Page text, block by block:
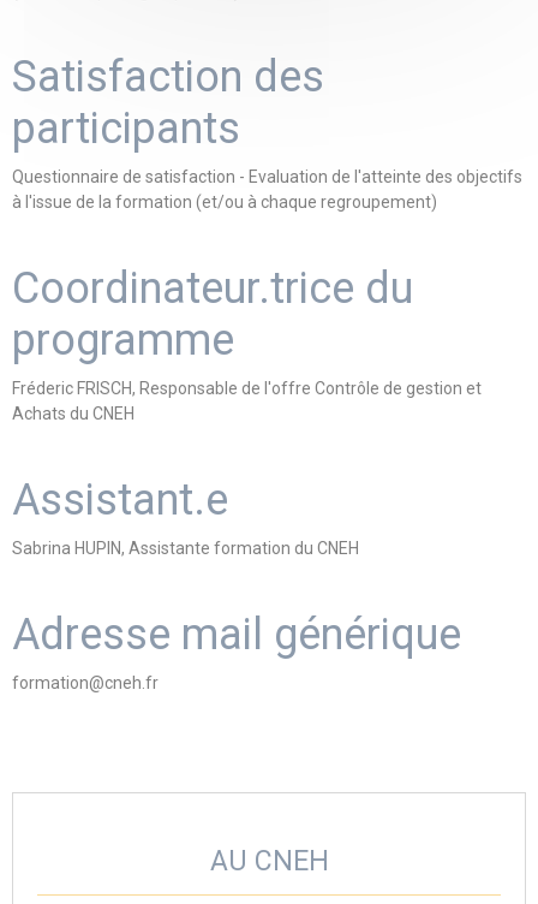
Satisfaction des
participants
Questionnaire de satisfaction - Evaluation de l'atteinte des objectifs
à l'issue de la formation (et/ou à chaque regroupement)
Coordinateur.trice du
programme
Fréderic FRISCH, Responsable de l'offre Contrôle de gestion et
Achats du CNEH
Assistant.e
Sabrina HUPIN, Assistante formation du CNEH
Adresse mail générique
formation@cneh.fr
AU CNEH